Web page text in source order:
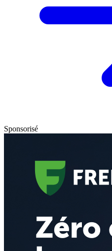
Sponsorisé